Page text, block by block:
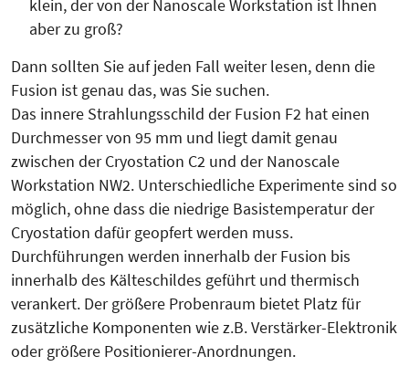
klein, der von der Nanoscale Workstation ist Ihnen
aber zu groß?
Dann sollten Sie auf jeden Fall weiter lesen, denn die
Fusion ist genau das, was Sie suchen.
Das innere Strahlungsschild der Fu­sion F2 hat einen
Durchmesser von 95 mm und liegt damit genau
zwischen der Cryostation C2 und der Nanoscale
Workstation NW2. Unterschiedliche Experimente sind so
möglich, ohne dass die niedrige Basistemperatur der
Cryostation dafür geopfert werden muss.
Durchführungen werden inner­halb der Fusion bis
innerhalb des Kälteschildes geführt und thermisch
verankert. Der größere Pro­benraum bietet Platz für
zusätzliche Komponenten wie z.B. Verstär­ker-Elektronik
oder größere Positio­nierer-Anordnungen.